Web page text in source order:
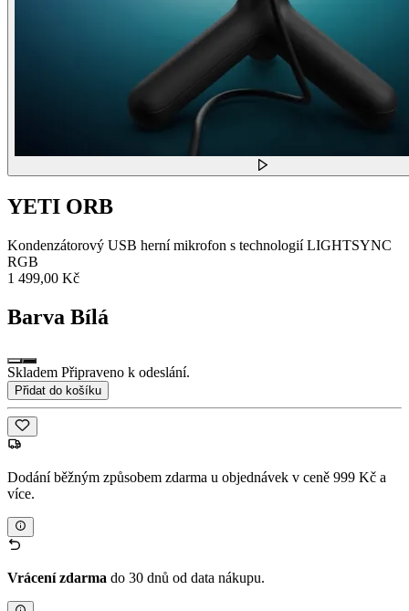
YETI ORB
Kondenzátorový USB herní mikrofon s technologií LIGHTSYNC
RGB
1 499,00 Kč
Barva Bílá
Skladem Připraveno k odeslání.
Přidat do košíku
Dodání běžným způsobem zdarma u objednávek v ceně 999 Kč a
více.
Vrácení zdarma do 30 dnů od data nákupu.